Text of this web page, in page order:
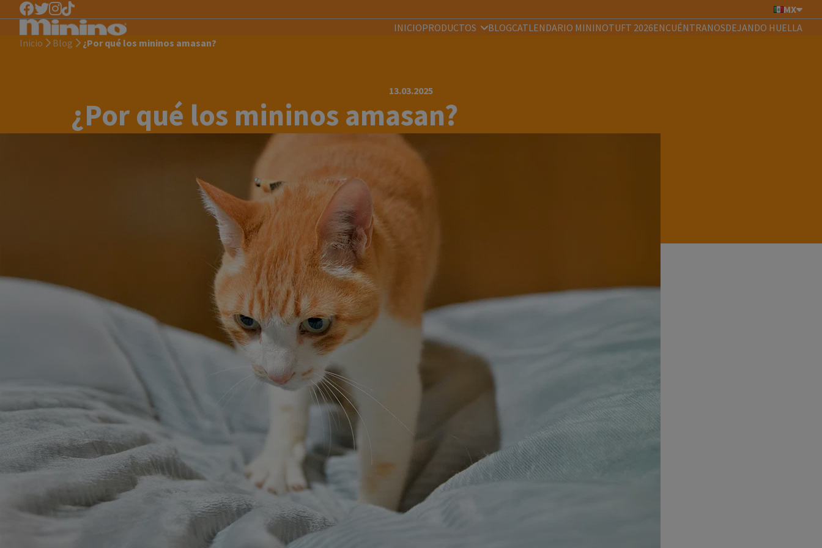
MX
INICIOPRODUCTOS BLOGCATLENDARIO MININOTUFT 2026ENCUÉNTRANOSDEJANDO HUELLA
Inicio
Blog ¿Por qué los mininos amasan?
13.03.2025
¿Por qué los mininos amasan?